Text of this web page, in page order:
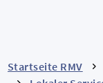
Startseite RMV